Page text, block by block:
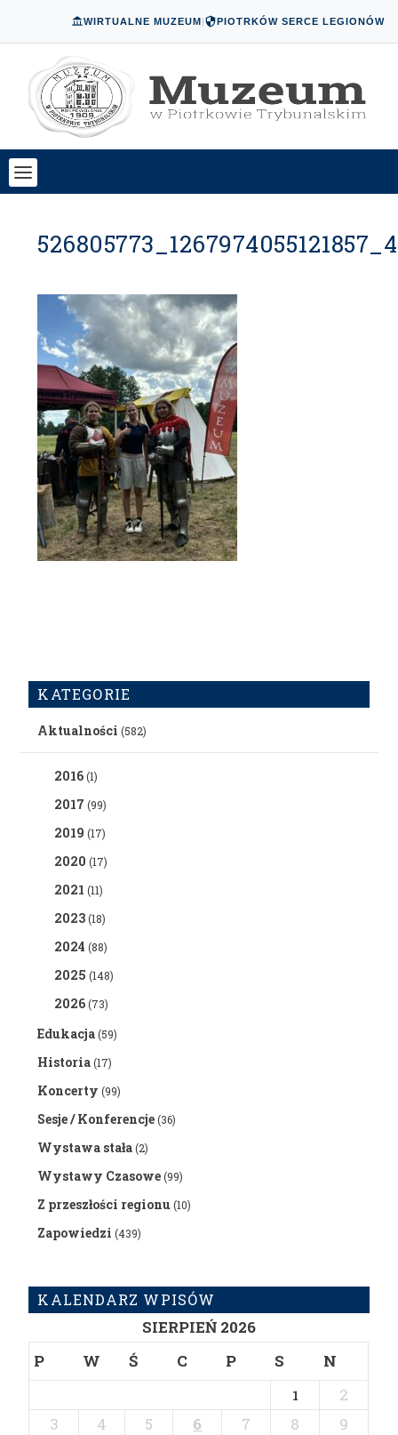
WIRTUALNE MUZEUM| PIOTRKÓW SERCE LEGIONÓW
KATEGORIE
Aktualności (582)
2016(1)
2017 (99)
2019 (17)
2020 (17)
2021 (11)
2023(18)
2024 (88)
2025 (148)
2026(73)
Edukacja(59)
Historia(17)
Koncerty (99)
Sesje / Konferencje(36)
Wystawa stała(2)
Wystawy Czasowe(99)
Z przeszłości regionu(10)
Zapowiedzi (439)
KALENDARZ WPISÓW
SIERPIEŃ 2026
P
W Ś C P S N
1
2
3
4 5 6 7 8
9